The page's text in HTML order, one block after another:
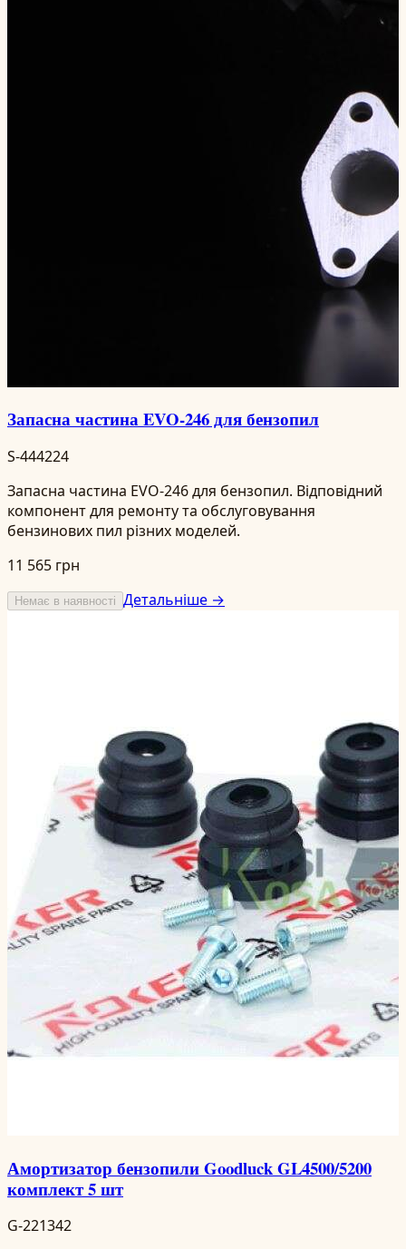
Запасна частина EVO-246 для бензопил
S-444224
Запасна частина EVO-246 для бензопил. Відповідний
компонент для ремонту та обслуговування
бензинових пил різних моделей.
11 565 грн
Немає в наявності Детальніше →
Амортизатор бензопили Goodluck GL4500/5200
комплект 5 шт
G-221342